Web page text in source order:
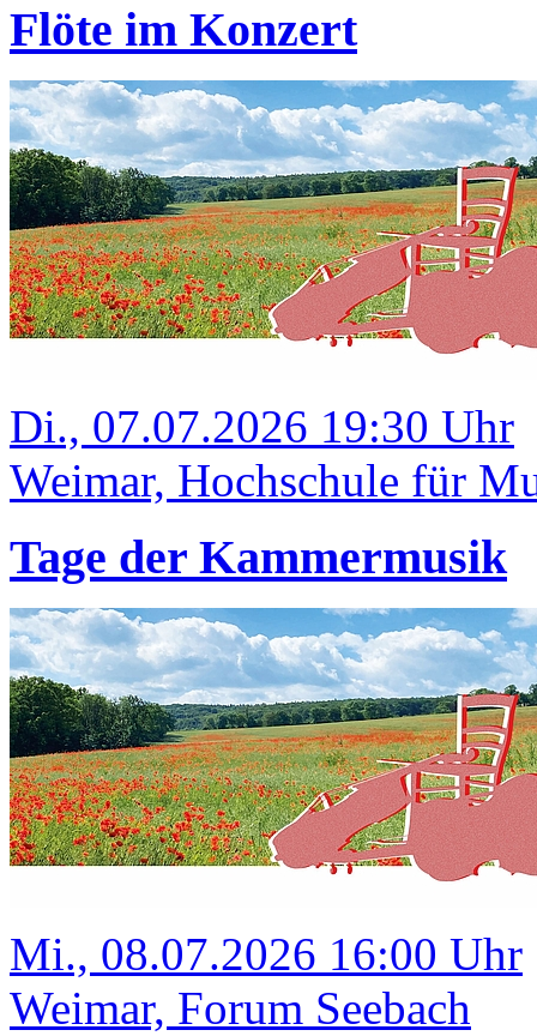
Flöte im Konzert
Di., 07.07.2026 19:30 Uhr
Weimar, Hochschule für
Tage der Kammermusik
Mi., 08.07.2026 16:00 Uhr
Weimar, Forum Seebach